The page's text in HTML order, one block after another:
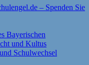
– Spenden Sie
Bayerischen
und Kultus
Schulwechsel